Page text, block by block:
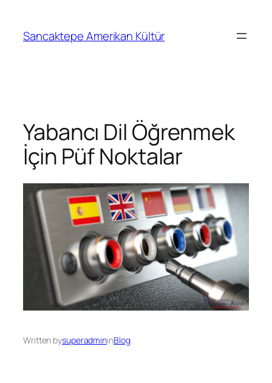
Sancaktepe Amerikan Kültür
Yabancı Dil Öğrenmek
İçin Püf Noktalar
Written bysuperadmininBlog